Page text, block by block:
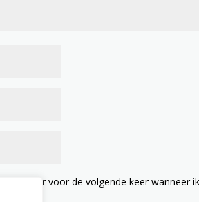
browser voor de volgende keer wanneer